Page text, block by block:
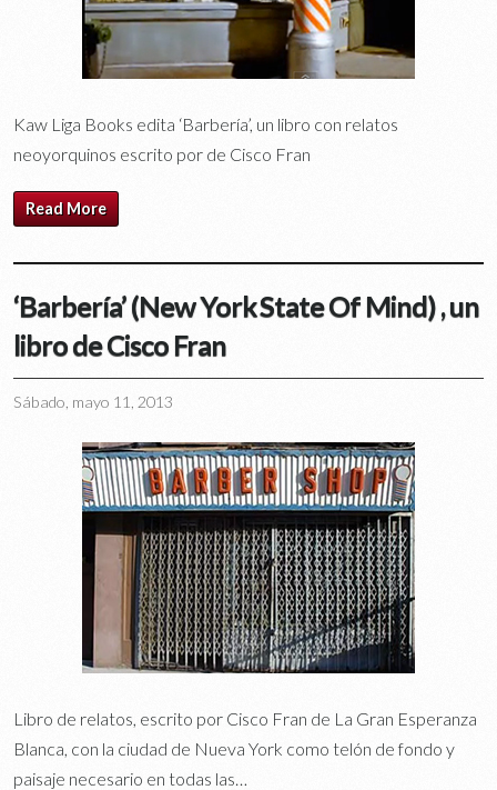
Kaw Liga Books edita ‘Barbería’, un libro con relatos
neoyorquinos escrito por de Cisco Fran
Read More
‘Barbería’ (New York State Of Mind) , un
libro de Cisco Fran
Sábado, mayo 11, 2013
Libro de relatos, escrito por Cisco Fran de La Gran Esperanza
Blanca, con la ciudad de Nueva York como telón de fondo y
paisaje necesario en todas las…